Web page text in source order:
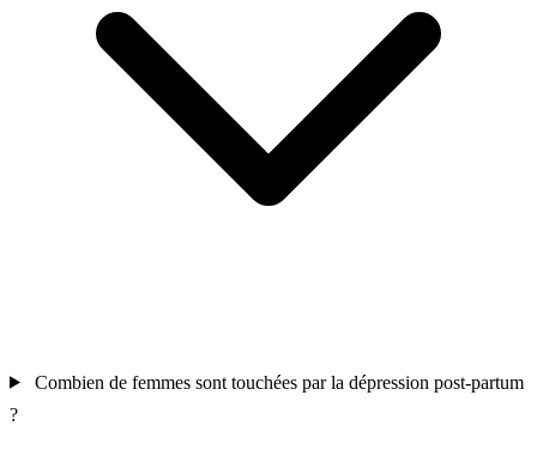
Combien de femmes sont touchées par la dépression post-partum
?